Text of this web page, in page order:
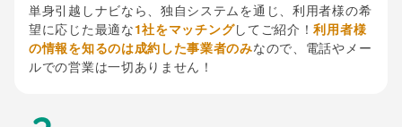
単身引越しナビなら、独自システムを通じ、利用者様の希
望に応じた最適な1社をマッチングしてご紹介！利用者様
の情報を知るのは成約した事業者のみなので、電話やメー
ルでの営業は一切ありません！